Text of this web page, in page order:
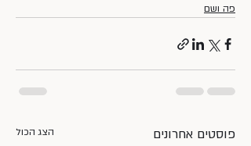
פה ושם
פוסטים אחרונים הצג הכול